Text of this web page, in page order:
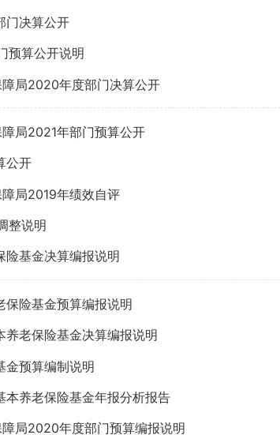
门决算公开
预算公开说明
局2020年度部门决算公开
局2021年部门预算公开
公开
局2019年绩效自评
整说明
险基金决算编报说明
保险基金预算编报说明
老保险基金决算编报说明
金预算编制说明
养老保险基金年报分析报告
局2020年度部门预算编报说明